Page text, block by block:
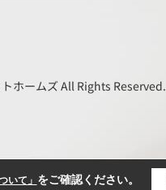
ホームズ All Rights Reserved.
いて」 をご確認ください。